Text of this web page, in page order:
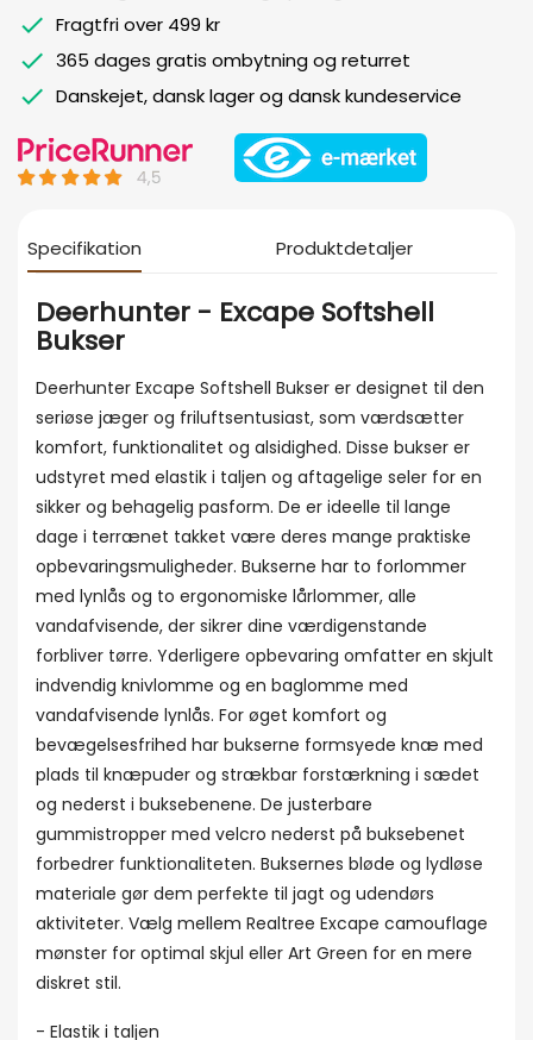
Fragtfri over 499 kr
365 dages gratis ombytning og returret
Danskejet, dansk lager og dansk kundeservice
Specifikation Produktdetaljer
Deerhunter - Excape Softshell
Bukser
Deerhunter Excape Softshell Bukser er designet til den
seriøse jæger og friluftsentusiast, som værdsætter
komfort, funktionalitet og alsidighed. Disse bukser er
udstyret med elastik i taljen og aftagelige seler for en
sikker og behagelig pasform. De er ideelle til lange
dage i terrænet takket være deres mange praktiske
opbevaringsmuligheder. Bukserne har to forlommer
med lynlås og to ergonomiske lårlommer, alle
vandafvisende, der sikrer dine værdigenstande
forbliver tørre. Yderligere opbevaring omfatter en skjult
indvendig knivlomme og en baglomme med
vandafvisende lynlås. For øget komfort og
bevægelsesfrihed har bukserne formsyede knæ med
plads til knæpuder og strækbar forstærkning i sædet
og nederst i buksebenene. De justerbare
gummistropper med velcro nederst på buksebenet
forbedrer funktionaliteten. Buksernes bløde og lydløse
materiale gør dem perfekte til jagt og udendørs
aktiviteter. Vælg mellem Realtree Excape camouflage
mønster for optimal skjul eller Art Green for en mere
diskret stil.
- Elastik i taljen